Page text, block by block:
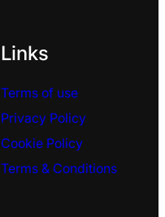
Links
Terms of use
Privacy Policy
Cookie Policy
Terms & Conditions